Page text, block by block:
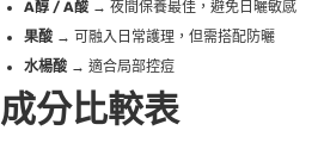
A醇 / A酸 → 夜間保養最佳，避免日曬敏感
果酸 → 可融入日常護理，但需搭配防曬
水楊酸 → 適合局部控痘
成分比較表